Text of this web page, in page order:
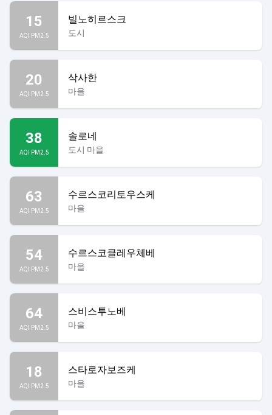
15
AQI PM2.5
빌노히르스크
도시
20
AQI PM2.5
삭사한
마을
38
AQI PM2.5
솔로네
도시 마을
63
AQI PM2.5
수르스코리토우스케
마을
54
AQI PM2.5
수르스코클레우체베
마을
64
AQI PM2.5
스비스투노베
마을
18
AQI PM2.5
스타로자보즈케
마을